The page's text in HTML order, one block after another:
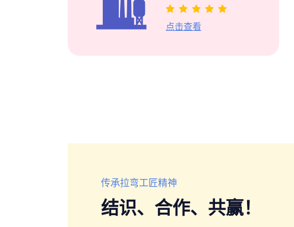
点击查看
传承拉弯工匠精神
结识、合作、共赢！